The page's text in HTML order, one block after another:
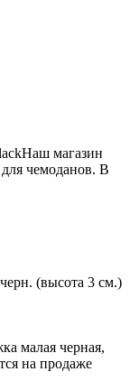
магазин
для чемоданов. В
малая черная,
на продаже